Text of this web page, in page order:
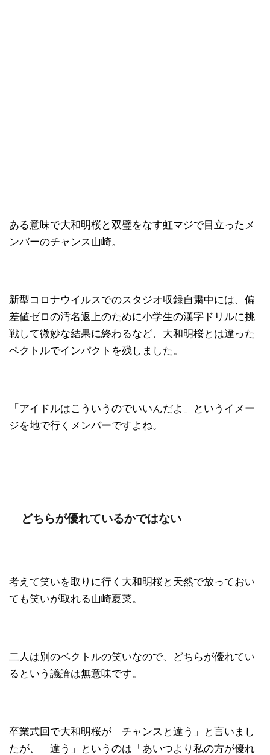
ある意味で大和明桜と双璧をなす虹マジで目立ったメ
ンバーのチャンス山崎。
新型コロナウイルスでのスタジオ収録自粛中には、偏
差値ゼロの汚名返上のために小学生の漢字ドリルに挑
戦して微妙な結果に終わるなど、大和明桜とは違った
ベクトルでインパクトを残しました。
「アイドルはこういうのでいいんだよ」というイメー
ジを地で行くメンバーですよね。
どちらが優れているかではない
考えて笑いを取りに行く大和明桜と天然で放っておい
ても笑いが取れる山崎夏菜。
二人は別のベクトルの笑いなので、どちらが優れてい
るという議論は無意味です。
卒業式回で大和明桜が「チャンスと違う」と言いまし
たが、「違う」というのは「あいつより私の方が優れ